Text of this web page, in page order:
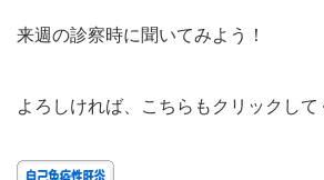
来週の診察時に聞いてみよう！
よろしければ、こちらもクリックして